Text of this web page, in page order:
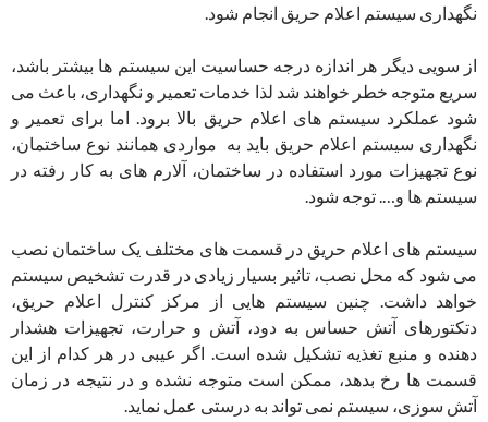
نگهداری سیستم اعلام حریق انجام شود.
از سویی دیگر هر اندازه درجه حساسیت این سیستم ها بیشتر باشد،
سریع متوجه خطر خواهند شد لذا خدمات تعمیر و نگهداری، باعث می
شود عملکرد سیستم های اعلام حریق بالا برود. ‌اما برای تعمیر و
نگهداری سیستم اعلام حریق باید به مواردی همانند نوع ساختمان،
نوع تجهیزات مورد استفاده در ساختمان، آلارم های به کار رفته در
سیستم ها و…. توجه شود.
سیستم های اعلام حریق در قسمت های مختلف یک ساختمان نصب
می شود که محل نصب، تاثیر بسیار زیادی در قدرت تشخیص سیستم
خواهد داشت. چنین سیستم هایی از مرکز کنترل اعلام حریق،
دتکتورهای آتش حساس به دود، آتش و حرارت، تجهیزات هشدار
دهنده و منبع تغذیه تشکیل شده است. اگر عیبی در هر کدام از این
قسمت ها رخ بدهد، ممکن است متوجه نشده و در نتیجه در زمان
آتش سوزی، سیستم نمی تواند به درستی عمل نماید.